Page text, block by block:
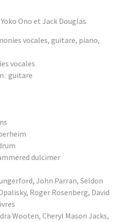
Ono et Jack Douglas
vocales, guitare, piano,
vocales
: guitare
dulcimer
John Parran, Seldon
Roger Rosenberg, David
Wooten, Cheryl Mason Jacks,